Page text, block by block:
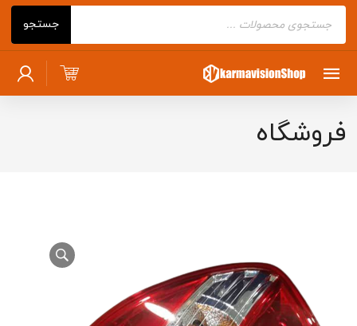
search
جستجو
فروشگاه